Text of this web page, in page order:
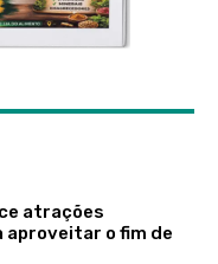
atrações
o fim de